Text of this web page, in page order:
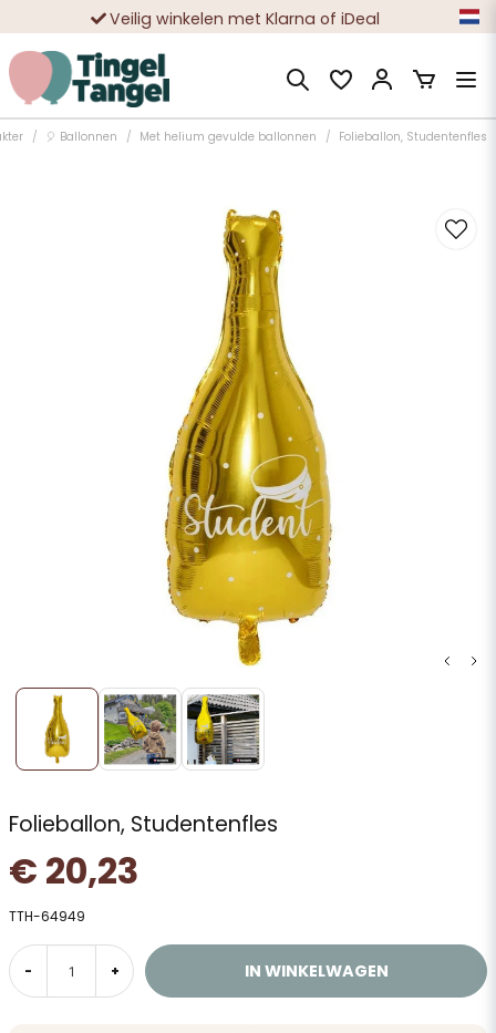
Veilig winkelen met Klarna of iDeal
Tienduizenden tevreden klanten
🎈 Ballonnen Met helium gevulde ballonnen Folieballon, Studentenfles
Folieballon, Studentenfles
€ 20,23
TTH-64949
- + IN WINKELWAGEN